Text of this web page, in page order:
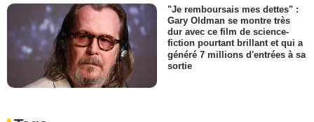
"Je remboursais mes dettes" :
Gary Oldman se montre très
dur avec ce film de science-
fiction pourtant brillant et qui a
généré 7 millions d'entrées à sa
sortie